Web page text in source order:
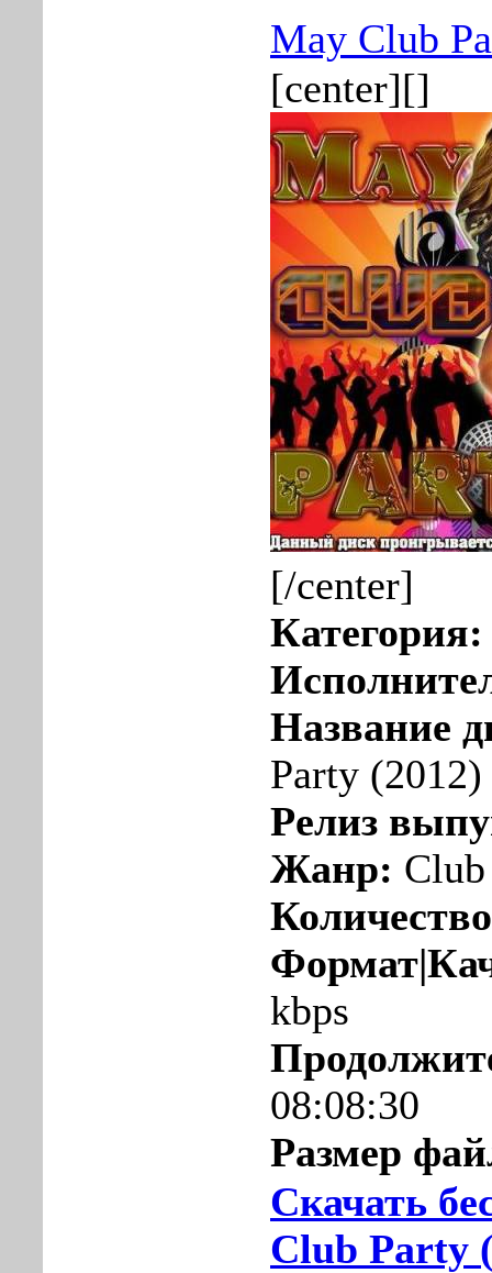
May Club
[center][]
[/center]
Категория:
Название
Party (2012)
Релиз
Жанр: Club
kbps
08:08:30
Размер
Скачать
Club Party